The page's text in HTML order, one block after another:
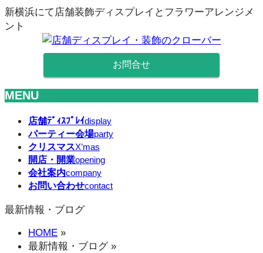
新横浜にて店舗装飾ディスプレイとフラワーアレンジメ
ント
お問合せ
MENU
ば
店舗ﾃﾞｨｽﾌﾟﾚｲdisplay
パーティー会場party
クリスマスX’mas
開店・開業opening
会社案内company
お問い合わせcontact
最新情報・ブログ
HOME »
最新情報・ブログ»